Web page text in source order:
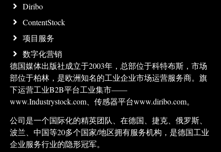
Diribo
ContentStock
项目服务
数字化营销
德国媒体出版社成立于2003年，总部位于科特布斯，市场
部位于柏林，是欧洲知名的工业企业市场运营服务商。旗
下运营工业B2B平台工业集市——
www.Industrystock.com、传感器平台www.diribo.com。
公司是一个国际化的精英团队、在德国、捷克、俄罗斯、
波兰、中国等20多个国家/地区拥有服务机构，是德国工业
企业服务行业的隐形冠军。